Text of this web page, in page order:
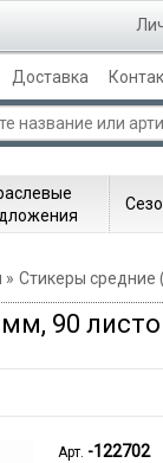
Доставка
Стикеры средние
90
Арт. -122702